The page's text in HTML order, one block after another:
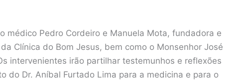
médico Pedro Cordeiro e Manuela Mota, fundadora e
Clínica do Bom Jesus, bem como o Monsenhor José
intervenientes irão partilhar testemunhos e reflexões
do Dr. Aníbal Furtado Lima para a medicina e para o